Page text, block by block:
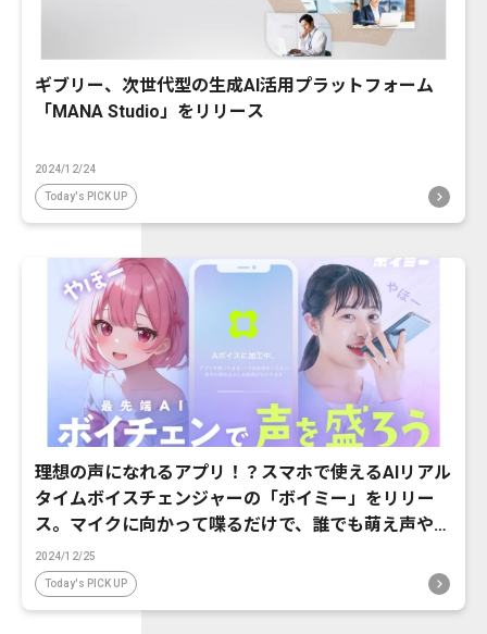
ギブリー、次世代型の生成AI活用プラットフォーム
「MANA Studio」をリリース
2024/12/24
Today's PICK UP
理想の声になれるアプリ！？スマホで使えるAIリアル
タイムボイスチェンジャーの「ボイミー」をリリー
ス。マイクに向かって喋るだけで、誰でも萌え声やイ
ケボ風に音声変換が可能に。
2024/12/25
Today's PICK UP